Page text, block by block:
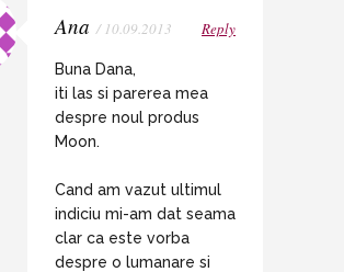
Ana / 10.09.2013 Reply
Buna Dana,
iti las si parerea mea
despre noul produs
Moon.
Cand am vazut ultimul
indiciu mi-am dat seama
clar ca este vorba
despre o lumanare si